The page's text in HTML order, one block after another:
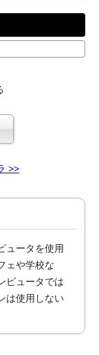
>>
ュータを使用
ェや学校な
ピュータでは
は使用しない